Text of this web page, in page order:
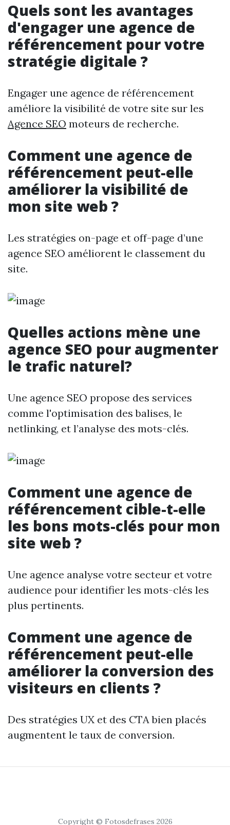
Quels sont les avantages
d'engager une agence de
référencement pour votre
stratégie digitale ?
Engager une agence de référencement
améliore la visibilité de votre site sur les
Agence SEO moteurs de recherche.
Comment une agence de
référencement peut-elle
améliorer la visibilité de
mon site web ?
Les stratégies on-page et off-page d’une
agence SEO améliorent le classement du
site.
Quelles actions mène une
agence SEO pour augmenter
le trafic naturel?
Une agence SEO propose des services
comme l'optimisation des balises, le
netlinking, et l’analyse des mots-clés.
Comment une agence de
référencement cible-t-elle
les bons mots-clés pour mon
site web ?
Une agence analyse votre secteur et votre
audience pour identifier les mots-clés les
plus pertinents.
Comment une agence de
référencement peut-elle
améliorer la conversion des
visiteurs en clients ?
Des stratégies UX et des CTA bien placés
augmentent le taux de conversion.
Copyright © Fotosdefrases 2026